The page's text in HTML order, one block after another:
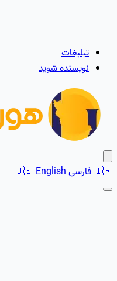
تبلیغات
نویسنده شوید
🇮🇷فارسی 🇺🇸English